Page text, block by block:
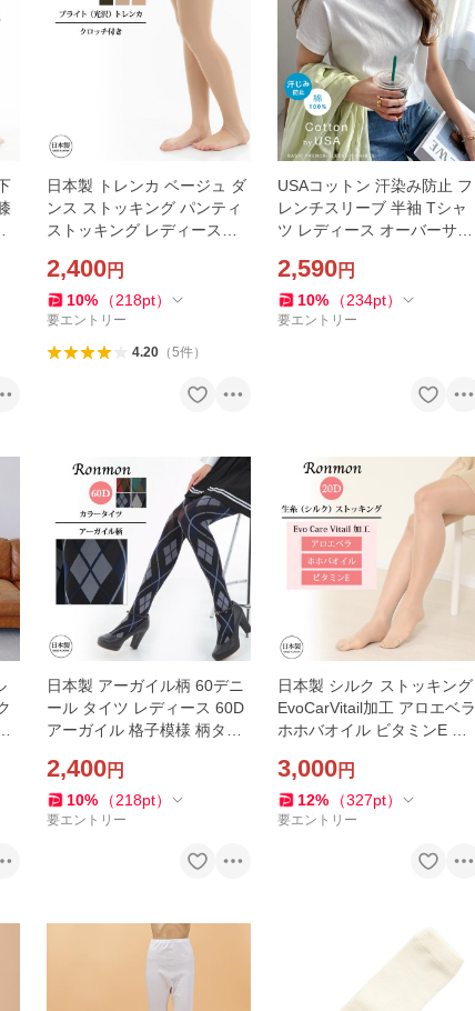
日本製 トレンカ ベージュ ダ
ンス ストッキング パンティ
ストッキング レディースス
ダンスタイツ レッグウェア
破れにくい OL 学生
2,400円
10% （218pt）
要エントリー
4.20（5件）
USAコットン 汗染み防止 フ
レンチスリーブ 半袖 Tシャ
ツ レディース オーバーサイ
きれいめ おしゃれ カジュア
ル かわいい
2,590円
10% （234pt）
要エントリー
日本製 アーガイル柄 60デニ
ール タイツ レディース 60D
アーガイル 格子模様 柄タイ
ア 総柄 柄 おしゃれ お洒落
かわいい 黒
2,400円
10% （218pt）
要エントリー
日本製 シルク ストッキング
EvoCarVitail加工 アロエベラ
ホホバオイル ビタミンE レ
ストッキング レッグウェア
肌に優しい 乾燥肌
3,000円
12% （327pt）
要エントリー